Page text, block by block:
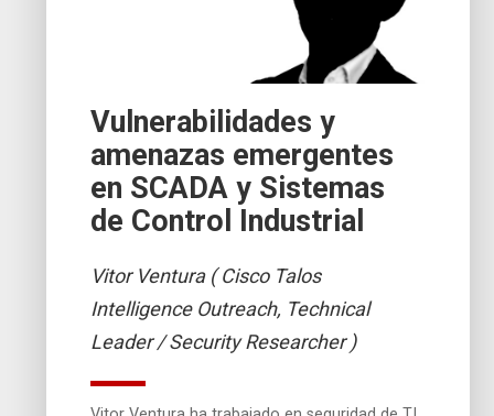
Vulnerabilidades y
amenazas emergentes
en SCADA y Sistemas
de Control Industrial
Vitor Ventura ( Cisco Talos
Intelligence Outreach, Technical
Leader / Security Researcher )